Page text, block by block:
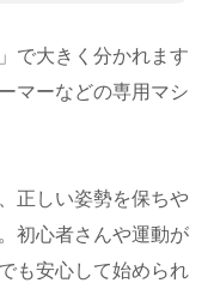
で大きく分かれます
マーなどの専用マシ
正しい姿勢を保ちや
初心者さんや運動が
も安心して始められ